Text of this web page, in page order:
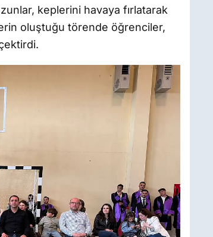
keplerini havaya fırlatarak
oluştuğu törende öğrenciler,